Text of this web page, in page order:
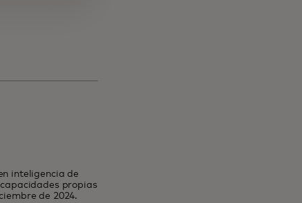
inteligencia de
propias
de 2024.